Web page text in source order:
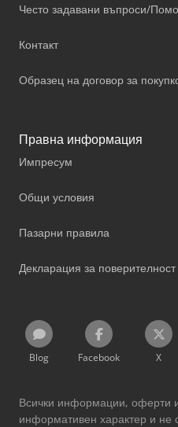
Често задавани въпроси/
Контакт
Образец на договор за
Правна информация
Импресум
Общи условия
Пазарни правила
Декларация за поверителност
Blog Facebook X
Всички информации, оферти
информативен характер и не